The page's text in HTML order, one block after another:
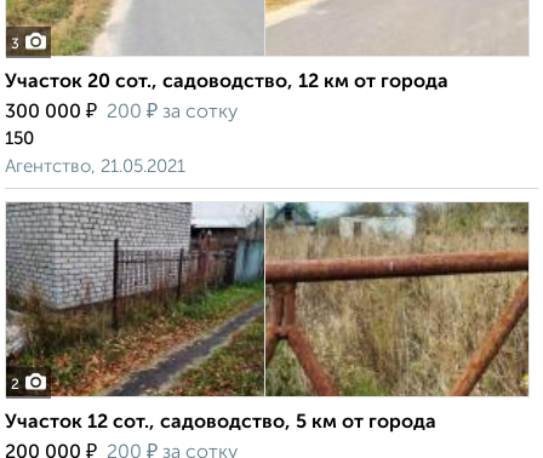
3
Участок 20 сот., садоводство, 12 км от города
300 000 ₽ 200 ₽ за сотку
150
Агентство, 21.05.2021
2
Участок 12 сот., садоводство, 5 км от города
200 000 ₽ 200 ₽ за сотку